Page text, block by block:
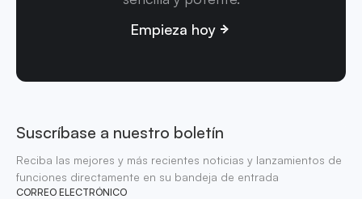
Empieza hoy
Suscríbase a nuestro boletín
Reciba las mejores y más recientes noticias y lanzamientos de
funciones directamente en su bandeja de entrada
CORREO ELECTRÓNICO